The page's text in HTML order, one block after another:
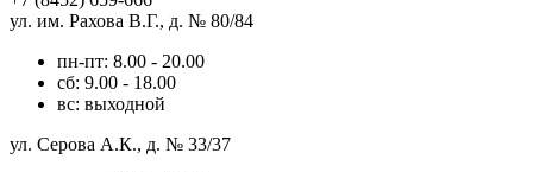
ул. им. Рахова В.Г., д. № 80/84
пн-пт: 8.00 - 20.00
сб: 9.00 - 18.00
вс: выходной
ул. Серова А.К., д. № 33/37